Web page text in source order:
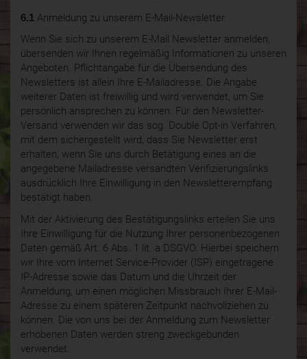
6.1 Anmeldung zu unserem E-Mail-Newsletter
Wenn Sie sich zu unserem E-Mail Newsletter anmelden,
übersenden wir Ihnen regelmäßig Informationen zu unseren
Angeboten. Pflichtangabe für die Übersendung des
Newsletters ist allein Ihre E-Mailadresse. Die Angabe
weiterer Daten ist freiwillig und wird verwendet, um Sie
persönlich ansprechen zu können. Für den Newsletter-
Versand verwenden wir das sog. Double Opt-in Verfahren,
mit dem sichergestellt wird, dass Sie Newsletter erst
erhalten, wenn Sie uns durch Betätigung eines an die
angegebene Mailadresse versandten Verifizierungslinks
ausdrücklich Ihre Einwilligung in den Newsletterempfang
bestätigt haben.
Mit der Aktivierung des Bestätigungslinks erteilen Sie uns
Ihre Einwilligung für die Nutzung Ihrer personenbezogenen
Daten gemäß Art. 6 Abs. 1 lit. a DSGVO. Hierbei speichern
wir Ihre vom Internet Service-Provider (ISP) eingetragene
IP-Adresse sowie das Datum und die Uhrzeit der
Anmeldung, um einen möglichen Missbrauch Ihrer E-Mail-
Adresse zu einem späteren Zeitpunkt nachvollziehen zu
können. Die von uns bei der Anmeldung zum Newsletter
erhobenen Daten werden streng zweckgebunden
verwendet.